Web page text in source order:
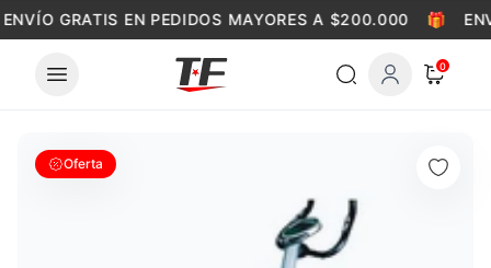
Skip to content
ENVÍO GRATIS EN PEDIDOS MAYORES A $200.000 🎁
0
Oferta